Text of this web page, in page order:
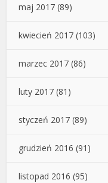
maj 2017 (89)
kwiecień 2017 (103)
marzec 2017 (86)
luty 2017 (81)
styczeń 2017 (89)
grudzień 2016 (91)
listopad 2016 (95)